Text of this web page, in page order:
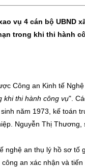
vụ 4 cán bộ UBND
trong khi thi hành
Công an Kinh tế
khi thi hành công vụ".
năm 1973, kế toán
Nguyễn Thị
nghệ an thụ lý hồ sơ
an xác nhận và tiến